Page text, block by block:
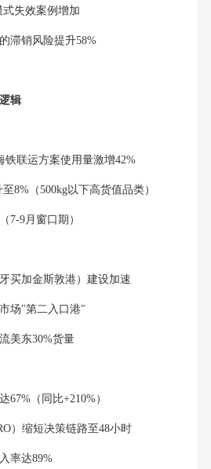
失效案例增加
滞销风险提升58%
辑
铁联运方案使用量激增42%
8%（500kg以下高货值品类）
7-9月窗口期）
买加金斯敦港）建设加速
场"第二入口港"
美东30%货量
67%（同比+210%）
）缩短决策链路至48小时
率达89%